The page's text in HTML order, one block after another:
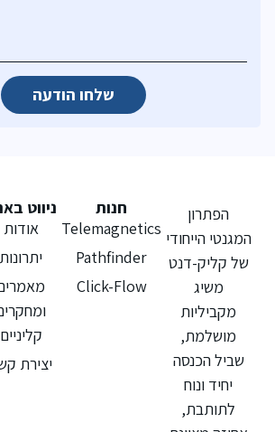
שלחו הודעה
הפתרון
המגנטי הייחודי
של קליק-דנט
משיג
מקביליות
מושלמת,
שביל הכנסה
יחיד ונוח
לתותבת,
חנות
Telemagnetics
Pathfinder
Click-Flow
ניווט
אודות
יתרונות
קליניים
יצירת